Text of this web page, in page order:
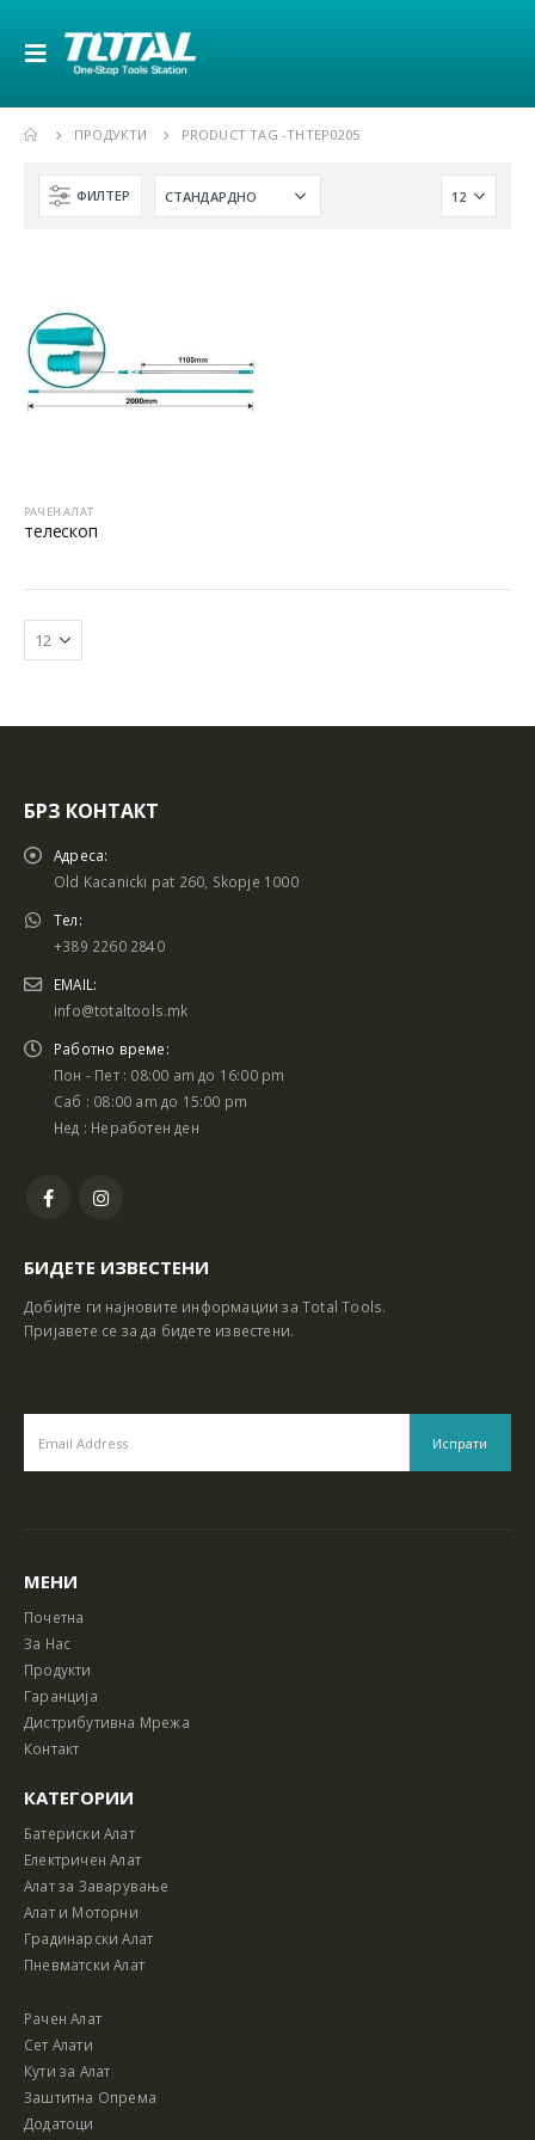
ПРОДУКТИ PRODUCT TAG -THTEP0205
ФИЛТЕР
РАЧЕН АЛАТ
телескоп
Батериски сет
Батериски сет Ротирачки Чекан и Бормашина 20V
БРЗ КОНТАКТ
Адреса:
Old Kacanicki pat 260, Skopje 1000
Тел:
+389 2260 2840
EMAIL:
info@totaltools.mk
Работно време:
Пон - Пет : 08:00 am до 16:00 pm
Саб : 08:00 am до 15:00 pm
Нед : Неработен ден
БИДЕТЕ ИЗВЕСТЕНИ
Добијте ги најновите информации за Total Tools.
Пријавете се за да бидете известени.
МЕНИ
Почетна
За Нас
Продукти
Гаранција
Дистрибутивна Мрежа
Контакт
КАТЕГОРИИ
Батериски Алат
Електричен Алат
Алат за Заварување
Алат и Моторни
Градинарски Алат
Пневматски Алат
Рачен Алат
Сет Алати
Кути за Алат
Заштитна Опрема
Додатоци